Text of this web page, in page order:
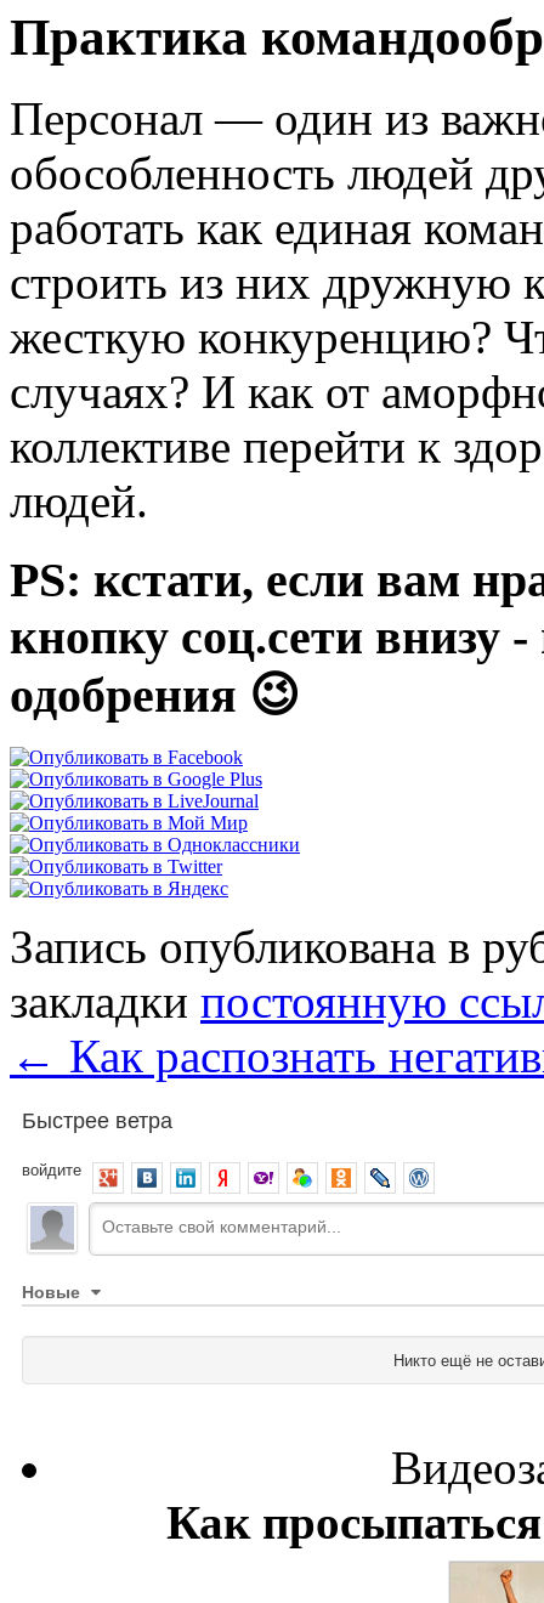
Практика
Персонал — один из
обособленность людей
работать как единая
строить из них дружную
жесткую конкуренцию?
случаях? И как от
коллективе перейти к
людей.
PS: кстати, если вам
кнопку соц.сети внизу
одобрения 😉
Запись опубликована в
закладки постоянную
← Как распознать
Быстрее ветра
войдите
Новые
Никто ещё не
Как